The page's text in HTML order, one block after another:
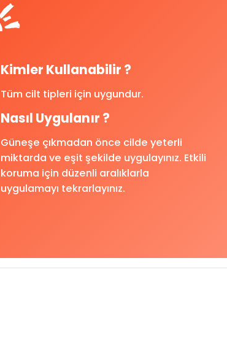
Kimler Kullanabilir ?
Tüm cilt tipleri için uygundur.
Nasıl Uygulanır ?
Güneşe çıkmadan önce cilde yeterli
miktarda ve eşit şekilde uygulayınız. Etkili
koruma için düzenli aralıklarla
uygulamayı tekrarlayınız.